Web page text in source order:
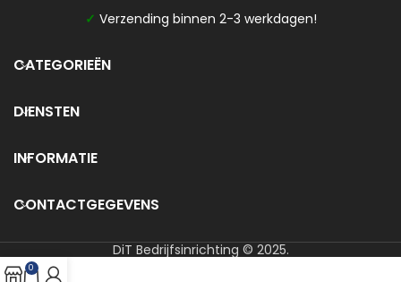
✓ Verzending binnen 2-3 werkdagen!
CATEGORIEËN
DIENSTEN
INFORMATIE
CONTACTGEGEVENS
DiT Bedrijfsinrichting © 2025.
0